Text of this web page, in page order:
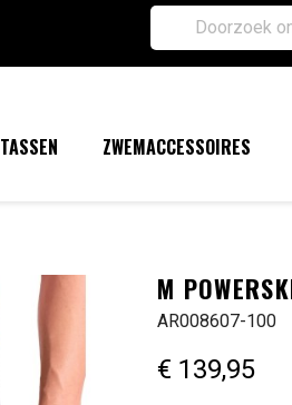
TASSEN ZWEMACCESSOIRES
M
AR008607-100
€ 139,95